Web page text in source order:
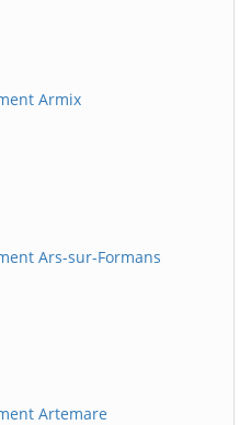
Armix
Ars-sur-Formans
Artemare